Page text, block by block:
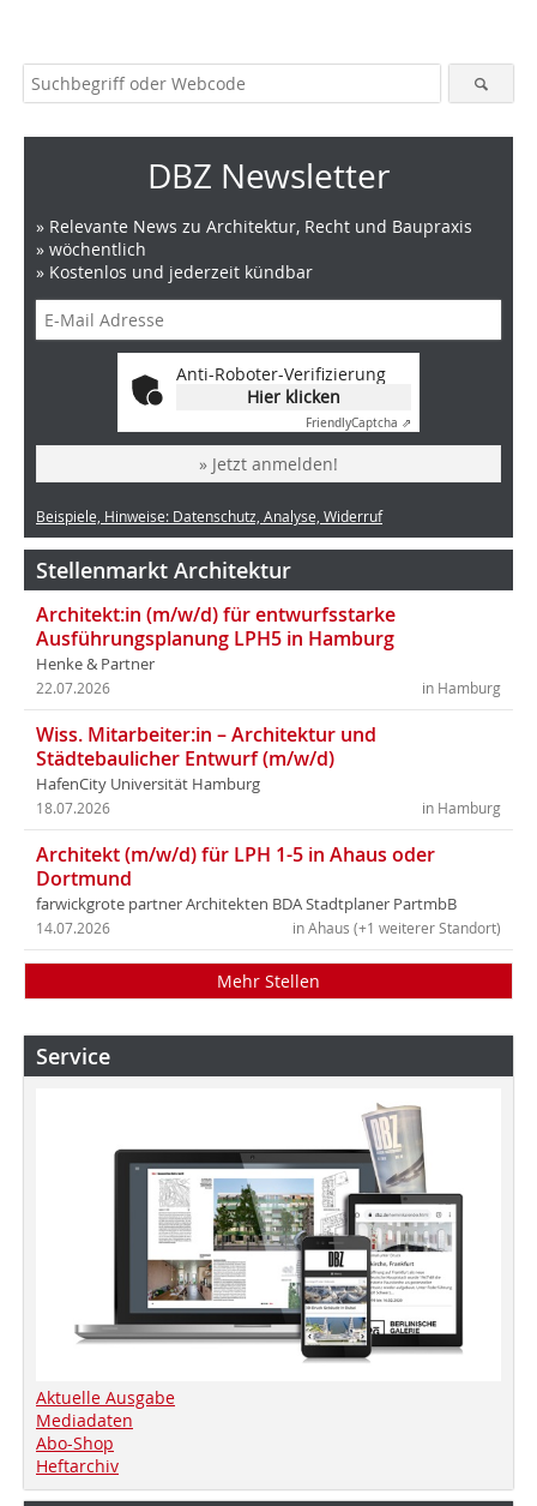
DBZ Newsletter
» Relevante News zu Architektur, Recht und Baupraxis
» wöchentlich
» Kostenlos und jederzeit kündbar
Anti-Roboter-Verifizierung
Hier klicken
FriendlyCaptcha ⇗
» Jetzt anmelden!
Beispiele, Hinweise: Datenschutz, Analyse, Widerruf
Stellenmarkt Architektur
Architekt:in (m/w/d) für entwurfsstarke
Ausführungsplanung LPH5 in Hamburg
Henke & Partner
in Hamburg
22.07.2026
Wiss. Mitarbeiter:in – Architektur und
Städtebaulicher Entwurf (m/w/d)
HafenCity Universität Hamburg
in Hamburg
18.07.2026
Architekt (m/w/d) für LPH 1-5 in Ahaus oder
Dortmund
farwickgrote partner Architekten BDA Stadtplaner PartmbB
in Ahaus (+1 weiterer Standort)
14.07.2026
Mehr Stellen
Service
Aktuelle Ausgabe
Mediadaten
Abo-Shop
Heftarchiv